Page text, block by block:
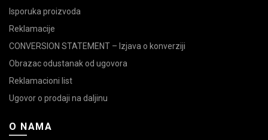
Isporuka proizvoda
Reklamacije
CONVERSION STATEMENT – Izjava o konverziji
Obrazac odustanak od ugovora
Reklamacioni list
Ugovor o prodaji na daljinu
O NAMA